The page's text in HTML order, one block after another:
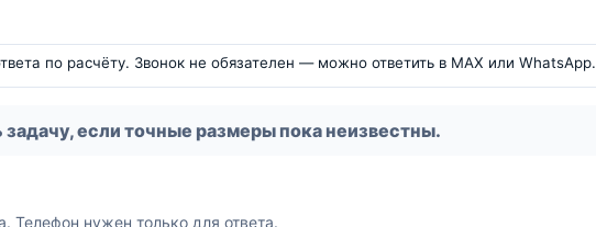
по расчёту. Звонок не обязателен — можно ответить в MAX или WhatsApp.
если точные размеры пока неизвестны.
нужен только для ответа.